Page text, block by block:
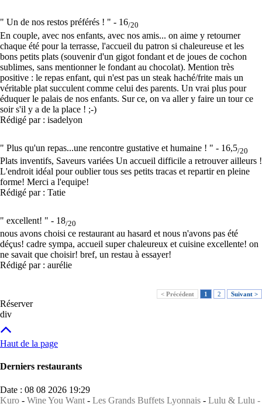
" Un de nos restos préférés ! " - 16/20
En couple, avec nos enfants, avec nos amis... on aime y retourner
chaque été pour la terrasse, l'accueil du patron si chaleureuse et les
bons petits plats (souvenir d'un gigot fondant et de joues de cochon
sublimes, sans mentionner le fondant au chocolat). Mention très
positive : le repas enfant, qui n'est pas un steak haché/frite mais un
véritable plat succulent comme celui des parents. Un vrai plus pour
éduquer le palais de nos enfants. Sur ce, on va aller y faire un tour ce
soir s'il y a de la place ! ;-)
Rédigé par : isadelyon
" Plus qu'un repas...une rencontre gustative et humaine ! " - 16,5/20
Plats inventifs, Saveurs variées Un accueil difficile a retrouver ailleurs !
L'endroit idéal pour oublier tous ses petits tracas et repartir en pleine
forme! Merci a l'equipe!
Rédigé par : Tatie
" excellent! " - 18/20
nous avons choisi ce restaurant au hasard et nous n'avons pas été
déçus! cadre sympa, accueil super chaleureux et cuisine excellente! on
ne savait que choisir! bref, un restau à essayer!
Rédigé par : aurélie
< Précédent 1 2 Suivant >
Réserver
div
Haut de la page
Derniers restaurants
Date : 08 08 2026 19:29
Kuro - Wine You Want - Les Grands Buffets Lyonnais - Lulu & Lulu -